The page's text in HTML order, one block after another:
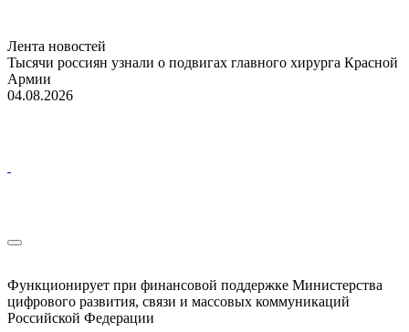
Лента новостей
Тысячи россиян узнали о подвигах главного хирурга Красной
Армии
04.08.2026
Функционирует при финансовой поддержке Министерства
цифрового развития, связи и массовых коммуникаций
Российской Федерации